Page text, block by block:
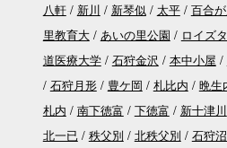
八軒
新川 新琴似 太平 百合
里教育大
あいの里公園 ロイズ
道医療大学
石狩金沢 本中小屋
石狩月形
豊ケ岡 札比内 晩生
札内
南下徳富 下徳富
新十津川
北一已
秩父別 北秩父別 石狩